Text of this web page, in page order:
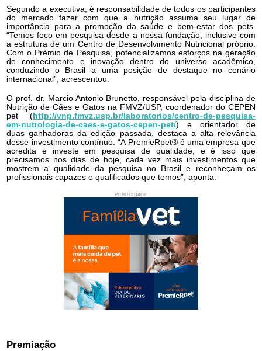
Segundo a executiva, é responsabilidade de todos os participantes
do mercado fazer com que a nutrição assuma seu lugar de
importância para a promoção da saúde e bem-estar dos pets.
“Temos foco em pesquisa desde a nossa fundação, inclusive com
a estrutura de um Centro de Desenvolvimento Nutricional próprio.
Com o Prêmio de Pesquisa, potencializamos esforços na geração
de conhecimento e inovação dentro do universo acadêmico,
conduzindo o Brasil a uma posição de destaque no cenário
internacional”, acrescentou.
O prof. dr. Marcio Antonio Brunetto, responsável pela disciplina de
Nutrição de Cães e Gatos na FMVZ/USP, coordenador do CEPEN
pet (http://vnp.fmvz.usp.br/laboratorios/centro-de-pesquisa-
em-nutrologia-de-caes-e-gatos-cepen-pet/)e orientador de
duas ganhadoras da edição passada, destaca a alta relevância
desse investimento contínuo. “A PremieRpet® é uma empresa que
acredita e investe em pesquisa de qualidade, e é isso que
precisamos nos dias de hoje, cada vez mais investimentos que
mostrem a qualidade da pesquisa no Brasil e reconheçam os
profissionais capazes e qualificados que temos”, aponta.
PUBLICIDADE
Premiação